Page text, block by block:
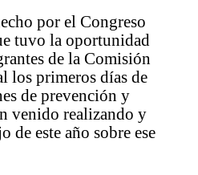
por el Congreso
tuvo la oportunidad
de la Comisión
los primeros días de
de prevención y
venido realizando y
de este año sobre ese